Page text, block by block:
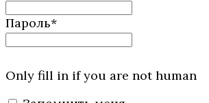
Пароль*
Only fill in if you are not human